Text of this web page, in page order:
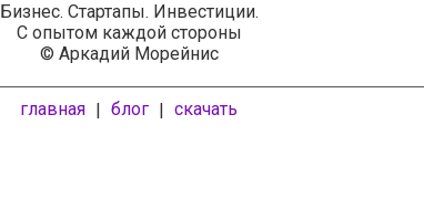
Бизнес. Стартапы. Инвестиции.
С опытом каждой стороны
© Аркадий Морейнис
главная | блог | скачать